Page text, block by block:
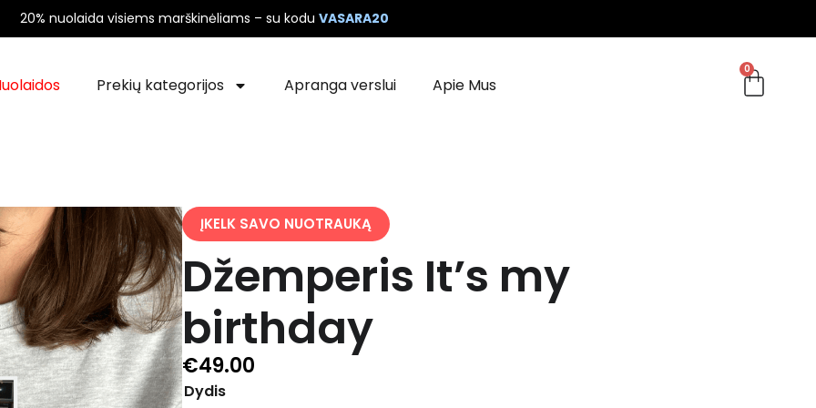
20% nuolaida visiems marškinėliams – su kodu VASARA20
Prekių kategorijos Apranga verslui Apie Mus
0
ĮKELK SAVO NUOTRAUKĄ
Džemperis It’s my
birthday
€49.00
Dydis